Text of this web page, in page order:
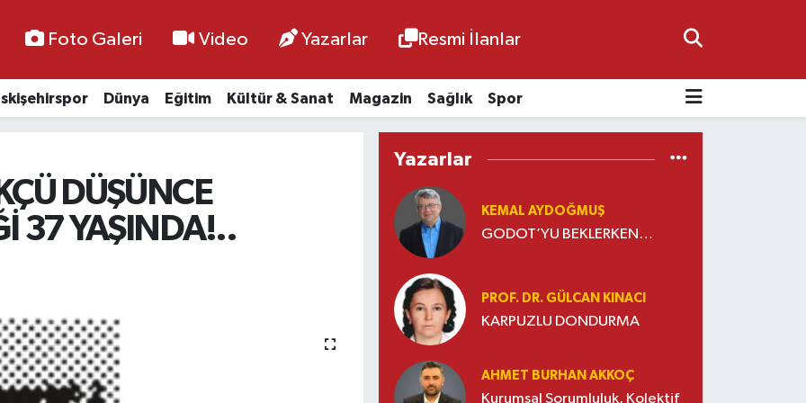
Foto Galeri Video Yazarlar Resmi İlanlar
Dünya Eğitim Kültür & Sanat Magazin Sağlık Spor
DÜŞÜNCE
37 YAŞINDA!..
Yazarlar
KEMAL AYDOĞMUŞ
GODOT’YU BEKLERKEN…
PROF. DR. GÜLCAN KINACI
KARPUZLU DONDURMA
AHMET BURHAN AKKOÇ
Kurumsal Sorumluluk, Kolektif